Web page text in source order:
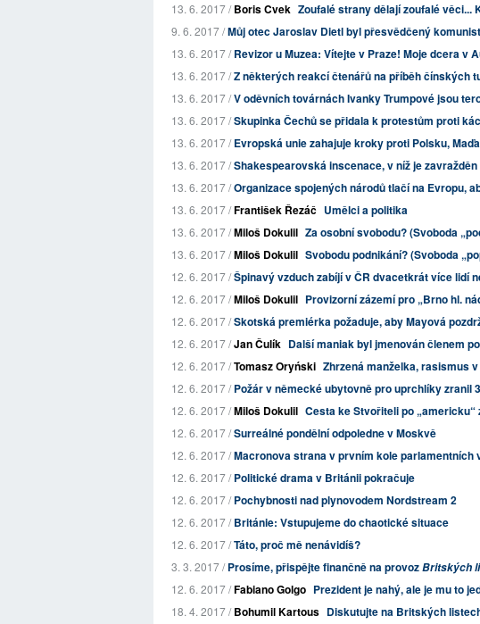
13. 6. 2017 /Boris Cvek Zoufalé strany dělají zoufalé věci...
9. 6. 2017 /Můj otec Jaroslav Dietl byl přesvědčený
13. 6. 2017 /Revizor u Muzea: Vítejte v Praze! Moje dcera v
13. 6. 2017 /Z některých reakcí čtenářů na příběh čínských
13. 6. 2017 /V oděvních továrnách Ivanky Trumpové jsou
13. 6. 2017 /Skupinka Čechů se přidala k protestům proti
13. 6. 2017 /Evropská unie zahajuje kroky proti Polsku,
13. 6. 2017 /Shakespearovská inscenace, v níž je
13. 6. 2017 /Organizace spojených národů tlačí na Evropu,
13. 6. 2017 /František Řezáč Umělci a politika
13. 6. 2017 /Miloš Dokulil Za osobní svobodu? (Svoboda
13. 6. 2017 /Miloš Dokulil Svobodu podnikání? (Svoboda
12. 6. 2017 /Špinavý vzduch zabíjí v ČR dvacetkrát více lidí
12. 6. 2017 /Miloš Dokulil Provizorní zázemí pro „Brno hl.
12. 6. 2017 /Skotská premiérka požaduje, aby Mayová
12. 6. 2017 /Jan Čulík Další maniak byl jmenován členem
12. 6. 2017 /Tomasz Oryński Zhrzená manželka, rasismus
12. 6. 2017 /Požár v německé ubytovně pro uprchlíky zranil
12. 6. 2017 /Miloš Dokulil Cesta ke Stvořiteli po „americku“
12. 6. 2017 /Surreálné pondělní odpoledne v Moskvě
12. 6. 2017 /Macronova strana v prvním kole parlamentních
12. 6. 2017 /Politické drama v Británii pokračuje
12. 6. 2017 /Pochybnosti nad plynovodem Nordstream 2
12. 6. 2017 /Británie: Vstupujeme do chaotické situace
12. 6. 2017 /Táto, proč mě nenávidíš?
3. 3. 2017 /Prosíme, přispějte finančně na provozBritských
12. 6. 2017 /Fabiano Golgo Prezident je nahý, ale je mu to
18. 4. 2017 /Bohumil Kartous Diskutujte na Britských